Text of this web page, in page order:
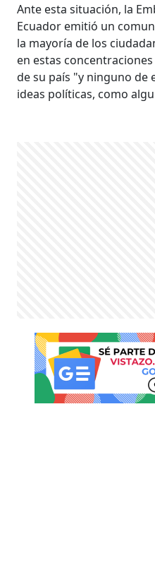
Ante esta situación, la
Ecuador emitió un
la mayoría de los
en estas
de su país "y ninguno de
ideas políticas, como